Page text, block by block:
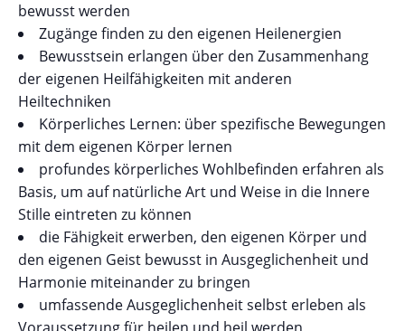
bewusst werden
Zugänge finden zu den eigenen Heilenergien
Bewusstsein erlangen über den Zusammenhang
der eigenen Heilfähigkeiten mit anderen
Heiltechniken
Körperliches Lernen: über spezifische Bewegungen
mit dem eigenen Körper lernen
profundes körperliches Wohlbefinden erfahren als
Basis, um auf natürliche Art und Weise in die Innere
Stille eintreten zu können
die Fähigkeit erwerben, den eigenen Körper und
den eigenen Geist bewusst in Ausgeglichenheit und
Harmonie miteinander zu bringen
umfassende Ausgeglichenheit selbst erleben als